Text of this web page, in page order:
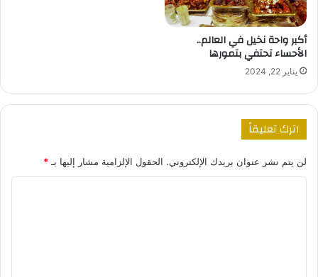
أكبر واحة نخيل في العالم..
الأحساء تحتفي بتمورها
يناير 22, 2024
اترك تعليقاً
لن يتم نشر عنوان بريدك الإلكتروني. الحقول الإلزامية مشار إليها بـ *